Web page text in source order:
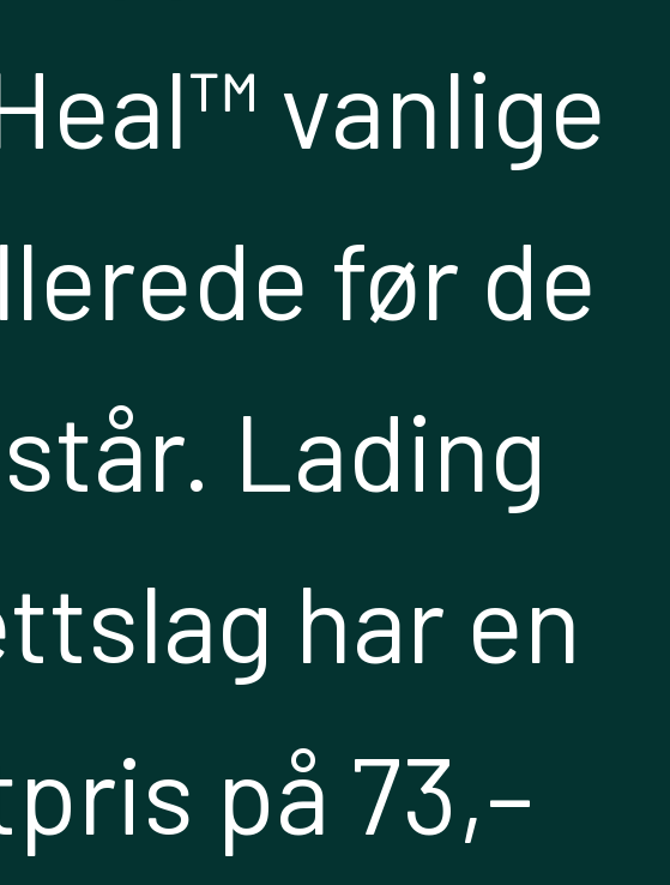
vanlige
før de
Lading
har en
på 73,–